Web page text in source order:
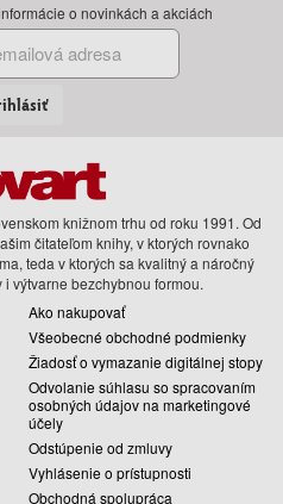
o novinkách a akciách
knižnom trhu od roku 1991. Od
čitateľom knihy, v ktorých rovnako
teda v ktorých sa kvalitný a náročný
výtvarne bezchybnou formou.
Ako nakupovať
Všeobecné obchodné podmienky
Žiadosť o vymazanie digitálnej stopy
Odvolanie súhlasu so spracovaním
osobných údajov na marketingové
účely
Odstúpenie od zmluvy
Vyhlásenie o prístupnosti
Obchodná spolupráca